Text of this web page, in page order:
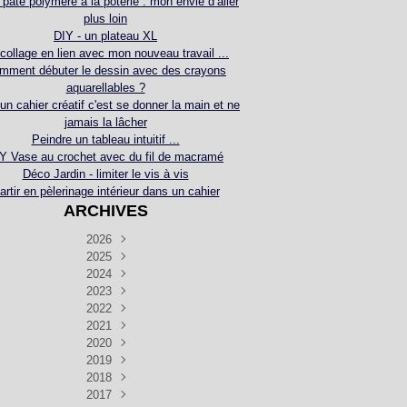
plus loin
DIY - un plateau XL
en lien avec mon nouveau travail ...
débuter le dessin avec des crayons
aquarellables ?
cahier créatif c'est se donner la main et ne
jamais la lâcher
Peindre un tableau intuitif ...
Vase au crochet avec du fil de macramé
Déco Jardin - limiter le vis à vis
en pèlerinage intérieur dans un cahier
ARCHIVES
2026
Juillet(5)
Juin
(4)
Mai
(3)
Avril
(3)
Mars
(3)
Janvier(1)
2025
Décembre
Novembre
Octobre
Septembre
Août
(1)
Juillet(2)
Juin
(1)
Mai
(1)
2024
Décembre
Novembre
Octobre
Septembre
Août
(2)
Juillet(4)
Juin
(4)
2023
Décembre
Novembre
Octobre
Septembre
Août
(2)
Juillet(1)
2022
Décembre
Novembre
Octobre
Septembre
Août
(4)
2021
Décembre
Novembre
Septembre
Août
(2)
2020
Décembre
Novembre
Octobre
2019
Décembre
Novembre
2018
Décembre
2017